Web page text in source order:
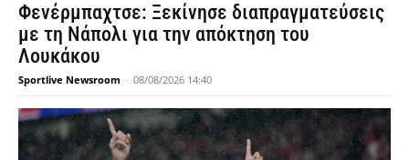
Φενέρμπαχτσε: Ξεκίνησε διαπραγματεύσεις
με τη Νάπολι για την απόκτηση του
Λουκάκου
Sportlive Newsroom - 08/08/2026 14:40